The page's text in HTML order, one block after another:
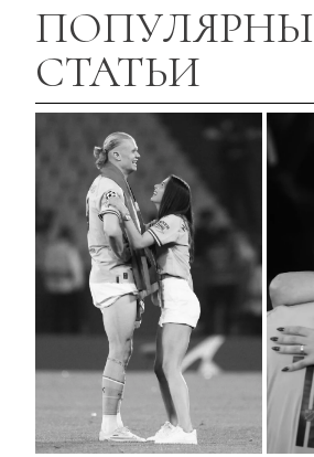
СТАТЬИ